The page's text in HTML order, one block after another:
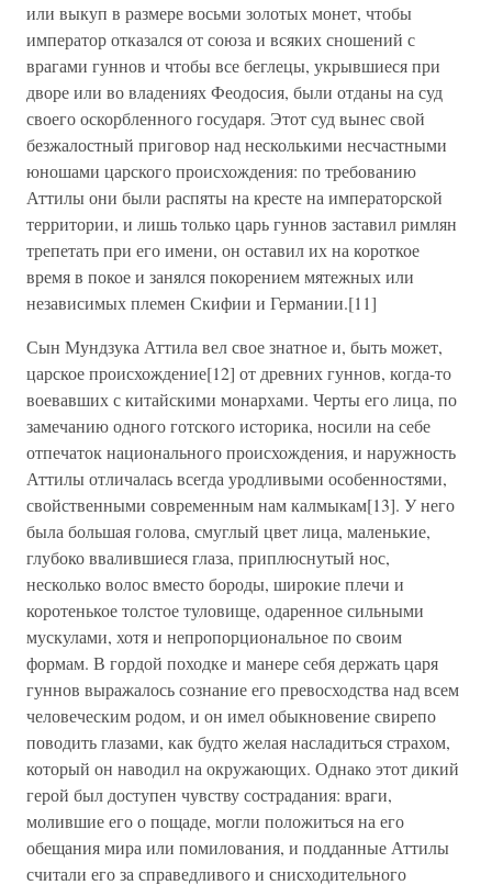
или выкуп в размере восьми золотых монет, чтобы
император отказался от союза и всяких сношений с
врагами гуннов и чтобы все беглецы, укрывшиеся при
дворе или во владениях Феодосия, были отданы на суд
своего оскорбленного государя. Этот суд вынес свой
безжалостный приговор над несколькими несчастными
юношами царского происхождения: по требованию
Аттилы они были распяты на кресте на императорской
территории, и лишь только царь гуннов заставил римлян
трепетать при его имени, он оставил их на короткое
время в покое и занялся покорением мятежных или
независимых племен Скифии и Германии.[11]
Сын Мундзука Аттила вел свое знатное и, быть может,
царское происхождение[12] от древних гуннов, когда-то
воевавших с китайскими монархами. Черты его лица, по
замечанию одного готского историка, носили на себе
отпечаток национального происхождения, и наружность
Аттилы отличалась всегда уродливыми особенностями,
свойственными современным нам калмыкам[13]. У него
была большая голова, смуглый цвет лица, маленькие,
глубоко ввалившиеся глаза, приплюснутый нос,
несколько волос вместо бороды, широкие плечи и
коротенькое толстое туловище, одаренное сильными
мускулами, хотя и непропорциональное по своим
формам. В гордой походке и манере себя держать царя
гуннов выражалось сознание его превосходства над всем
человеческим родом, и он имел обыкновение свирепо
поводить глазами, как будто желая насладиться страхом,
который он наводил на окружающих. Однако этот дикий
герой был доступен чувству сострадания: враги,
молившие его о пощаде, могли положиться на его
обещания мира или помилования, и подданные Аттилы
считали его за справедливого и снисходительного